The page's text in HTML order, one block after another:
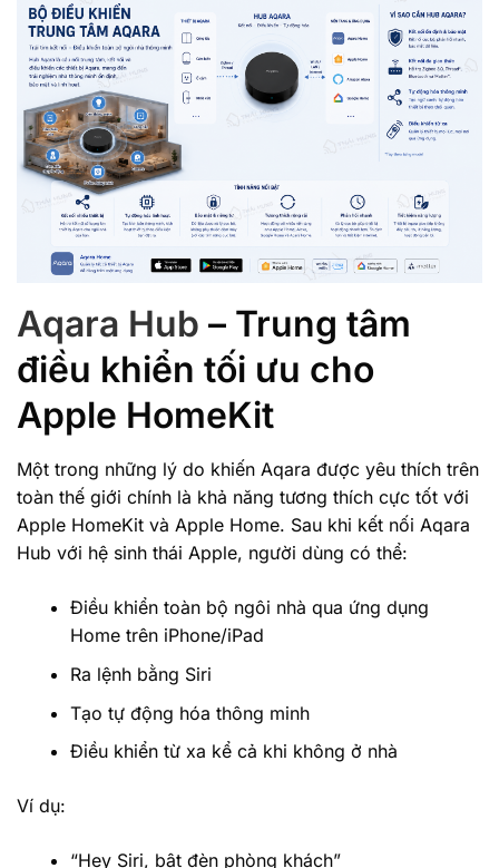
Aqara Hub – Trung tâm
điều khiển tối ưu cho
Apple HomeKit
Một trong những lý do khiến Aqara được yêu thích trên
toàn thế giới chính là khả năng tương thích cực tốt với
Apple HomeKit và Apple Home. Sau khi kết nối Aqara
Hub với hệ sinh thái Apple, người dùng có thể:
Điều khiển toàn bộ ngôi nhà qua ứng dụng
Home trên iPhone/iPad
Ra lệnh bằng Siri
Tạo tự động hóa thông minh
Điều khiển từ xa kể cả khi không ở nhà
Ví dụ:
“Hey Siri, bật đèn phòng khách”